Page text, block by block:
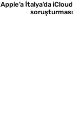
Apple’a İtalya’da iCloud
soruşturması